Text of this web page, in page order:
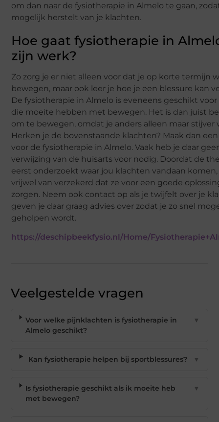
om dan naar de fysiotherapie in Almelo te gaan,
mogelijk herstelt van je klachten.
Hoe gaat fysiotherapie in
zijn werk?
Zo zorg je er niet alleen voor dat je op korte termijn
bewegen, maar ook leer je hoe je een blessure kan
De fysiotherapie in Almelo is eveneens geschikt
die moeite hebben met bewegen. Het is dan juist
om te bewegen, omdat je anders alleen maar stijver
Herken je de bovenstaande klachten? Maak dan een
voor de fysiotherapie in Almelo. Vaak heb je daar
verwijzing van de huisarts voor nodig. Doordat de
eerst onderzoekt waar jou klachten vandaan
vrijwel van verzekerd dat ze voor een goede
zorgen. Neem ook contact op als je twijfelt over je
geven je daar graag advies over zodat je zo snel
geholpen wordt.
https://deschipbeekfysio.nl/Home/
Veelgestelde vragen
Voor welke pijnklachten is fysiotherapie in
Almelo geschikt?
▼
Kan fysiotherapie helpen bij sportblessures? ▼
Is fysiotherapie geschikt als ik moeite heb
met bewegen?
▼